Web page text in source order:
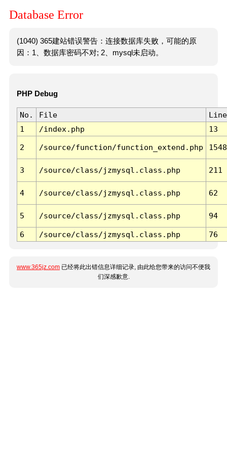
Database Error
(1040) 365建站错误警告：连接数据库失败，可能的原
因：1、数据库密码不对; 2、mysql未启动。
PHP Debug
No. File
Line
1
/index.php 13
2 /source/function/function_extend.php 1548
3 /source/class/jzmysql.class.php 211
4 /source/class/jzmysql.class.php 62
5 /source/class/jzmysql.class.php 94
6 /source/class/jzmysql.class.php 76
www.365jz.com 已经将此出错信息详细记录, 由此给您带来的访问不便我
们深感歉意.